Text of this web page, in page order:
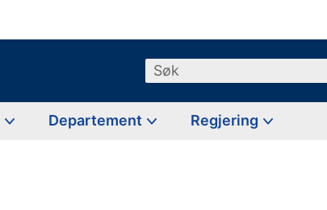
Søk
Departement Regjering